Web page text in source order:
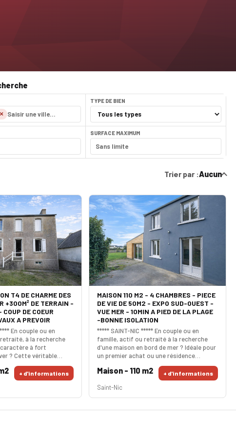
TYPE DE BIEN
SURFACE MAXIMUM
Trier par :Aucun
T4 DE CHARME DES
+300M² DE TERRAIN -
DE COEUR
A PREVOIR
En couple ou en
à la recherche
caractère à fort
? Cette véritable
30 saura sans aucun
Dès l’entrée, vous
pièce de vie
de lumière grâce à
Au même niveau, la
+ d'informations
MAISON 110 M2 - 4 CHAMBRES - PIECE
DE VIE DE 50M2 - EXPO SUD-OUEST -
VUE MER - 10MIN A PIED DE LA PLAGE
-BONNE ISOLATION
***** SAINT-NIC ***** En couple ou en
famille, actif ou retraité à la recherche
d'une maison en bord de mer ? Idéale pour
un premier achat ou une résidence
secondaire, cette maison possède de
très beaux atouts : une grande pièce de
vie de 50 m², hyper lumineuse, ouverte sur
la cuisine et agrémentée d’un poêle à
granulés. Depuis le salon, vous pouvez
Maison - 110 m2 + d'informations
Saint-Nic